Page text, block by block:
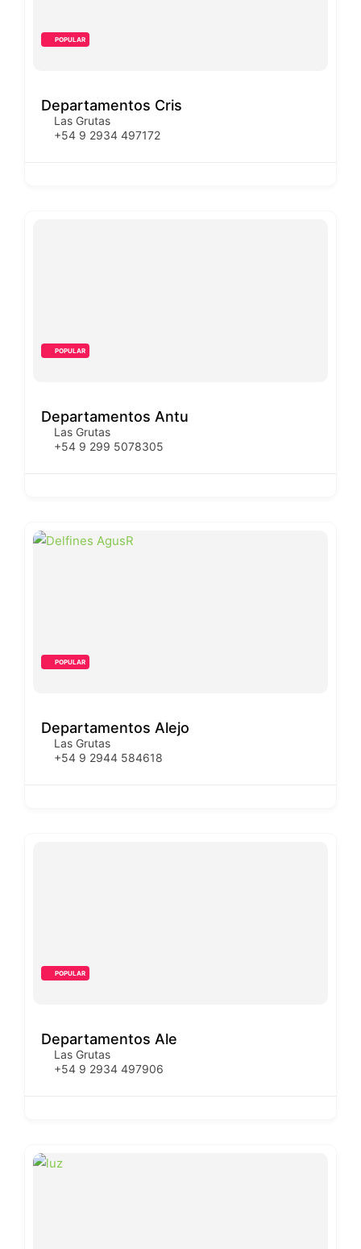
POPULAR
Departamentos Cris
Las Grutas
+54 9 2934 497172
POPULAR
Departamentos Antu
Las Grutas
+54 9 299 5078305
POPULAR
Departamentos Alejo
Las Grutas
+54 9 2944 584618
POPULAR
Departamentos Ale
Las Grutas
+54 9 2934 497906